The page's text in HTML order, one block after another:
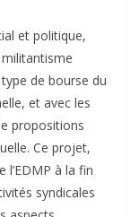
et politique,
de bourse du
et avec les
propositions
Ce projet,
à la fin
syndicales